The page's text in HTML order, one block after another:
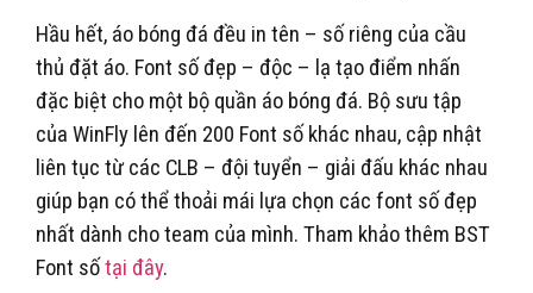
Hầu hết, áo bóng đá đều in tên – số riêng của cầu
thủ đặt áo. Font số đẹp – độc – lạ tạo điểm nhấn
đặc biệt cho một bộ quần áo bóng đá. Bộ sưu tập
của WinFly lên đến 200 Font số khác nhau, cập nhật
liên tục từ các CLB – đội tuyển – giải đấu khác nhau
giúp bạn có thể thoải mái lựa chọn các font số đẹp
nhất dành cho team của mình. Tham khảo thêm BST
Font sốtại đây.